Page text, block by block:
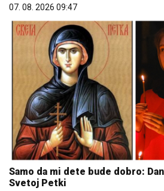
07. 08. 2026 09:47
Samo da mi dete bude dobro:
Svetoj Petki